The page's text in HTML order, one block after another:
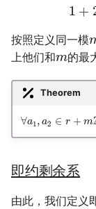
1 +
按照定义同一模
上他们和m的最
Theorem
∀a1 , a2 ∈ r + m
即约剩余系
由此，我们定义